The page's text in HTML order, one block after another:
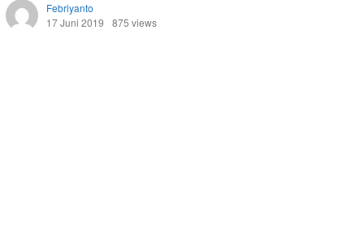
Febriyanto
17 Juni 2019
875 views